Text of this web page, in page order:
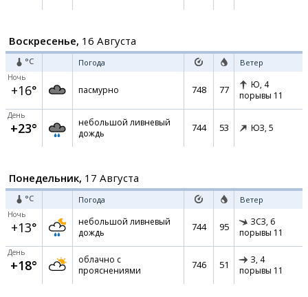
Воскресенье, 16 Августа
°C Погода Ветер
Ночь
+16° пасмурно 748 77 Ю, 4
порывы 11
День
+23°
небольшой ливневый
дождь
744 53 ЮЗ, 5
Понедельник, 17 Августа
°C Погода Ветер
Ночь
+13°
небольшой ливневый
дождь
744 95 ЗСЗ, 6
порывы 11
День
+18°
облачно с
прояснениями
746 51 З, 4
порывы 11